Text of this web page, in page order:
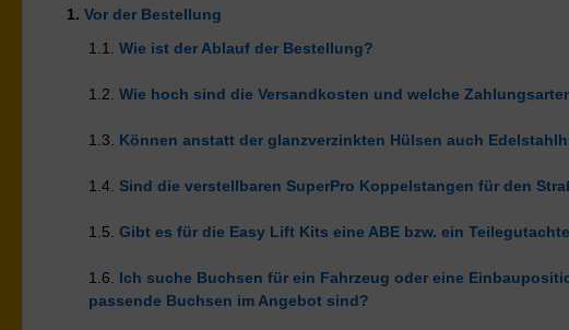
1. Vor der Bestellung
1.1. Wie ist der Ablauf der Bestellung?
1.2. Wie hoch sind die Versandkosten und welche
1.3. Können anstatt der glanzverzinkten Hülsen auch
1.4. Sind die verstellbaren SuperPro Koppelstangen für den
1.5. Gibt es für die Easy Lift Kits eine ABE bzw. ein
1.6. Ich suche Buchsen für ein Fahrzeug oder eine
passende Buchsen im Angebot sind?